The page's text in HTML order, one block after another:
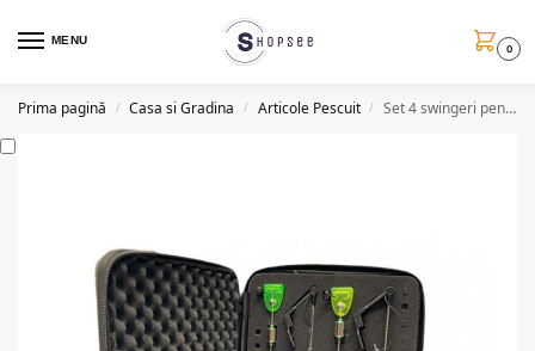
MENU
0
Prima pagină / Casa si Gradina / Articole Pescuit / Set 4 swingeri pentru pescuit, penar